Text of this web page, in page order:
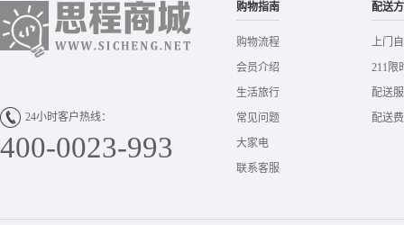
24小时客户热线：
400-0023-993
购物指南
购物流程
会员介绍
生活旅行
常见问题
大家电
联系客服
配送
上门
211限
配送
配送